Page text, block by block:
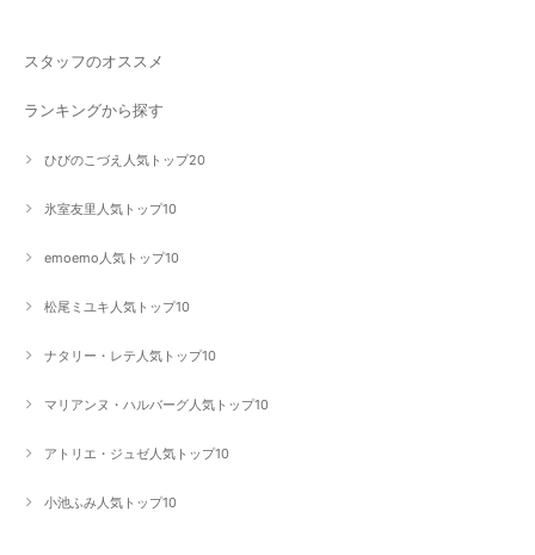
スタッフのオススメ
ランキングから探す
ひびのこづえ人気トップ20
氷室友里人気トップ10
emoemo人気トップ10
松尾ミユキ人気トップ10
ナタリー・レテ人気トップ10
マリアンヌ・ハルバーグ人気トップ10
アトリエ・ジュゼ人気トップ10
小池ふみ人気トップ10